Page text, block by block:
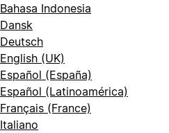
Bahasa Indonesia
Dansk
Deutsch
English (UK)
Español (España)
Español (Latinoamérica)
Français (France)
Italiano